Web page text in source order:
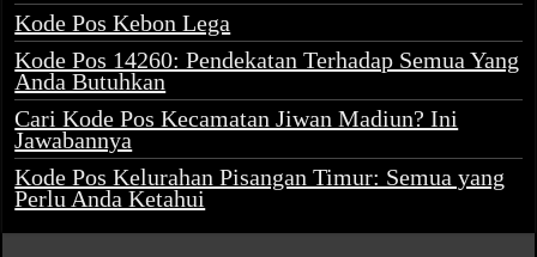
Kode Pos Kebon Lega
Kode Pos 14260: Pendekatan Terhadap Semua Yang
Anda Butuhkan
Cari Kode Pos Kecamatan Jiwan Madiun? Ini
Jawabannya
Kode Pos Kelurahan Pisangan Timur: Semua yang
Perlu Anda Ketahui